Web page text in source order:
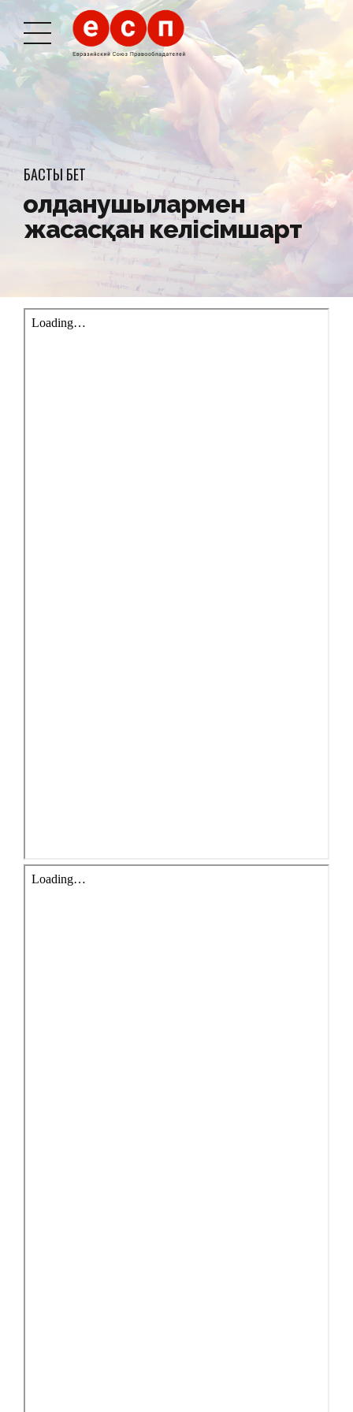
БАСТЫ БЕТ
Қолданушылармен
жасасқан келісімшарт